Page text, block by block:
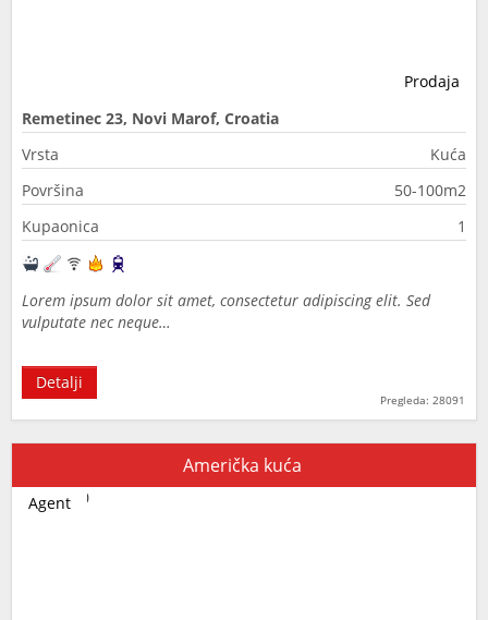
Prodaja
Remetinec 23, Novi Marof, Croatia
Vrsta
Kuća
Površina
50-100m2
Kupaonica
1
Lorem ipsum dolor sit amet, consectetur adipiscing elit. Sed
vulputate nec neque…
Pregleda: 28091
Detalji
Američka kuća
Agent